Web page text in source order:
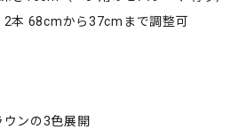
2本 68cmから37cmまで調整可
ンの3色展開